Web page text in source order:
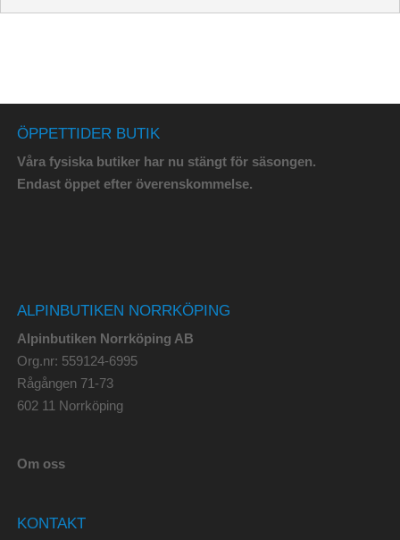
ÖPPETTIDER BUTIK
Våra fysiska butiker har nu stängt för säsongen.
Endast öppet efter överenskommelse.
ALPINBUTIKEN NORRKÖPING
Alpinbutiken Norrköping AB
Org.nr: 559124-6995
Rågången 71-73
602 11 Norrköping
Om oss
KONTAKT